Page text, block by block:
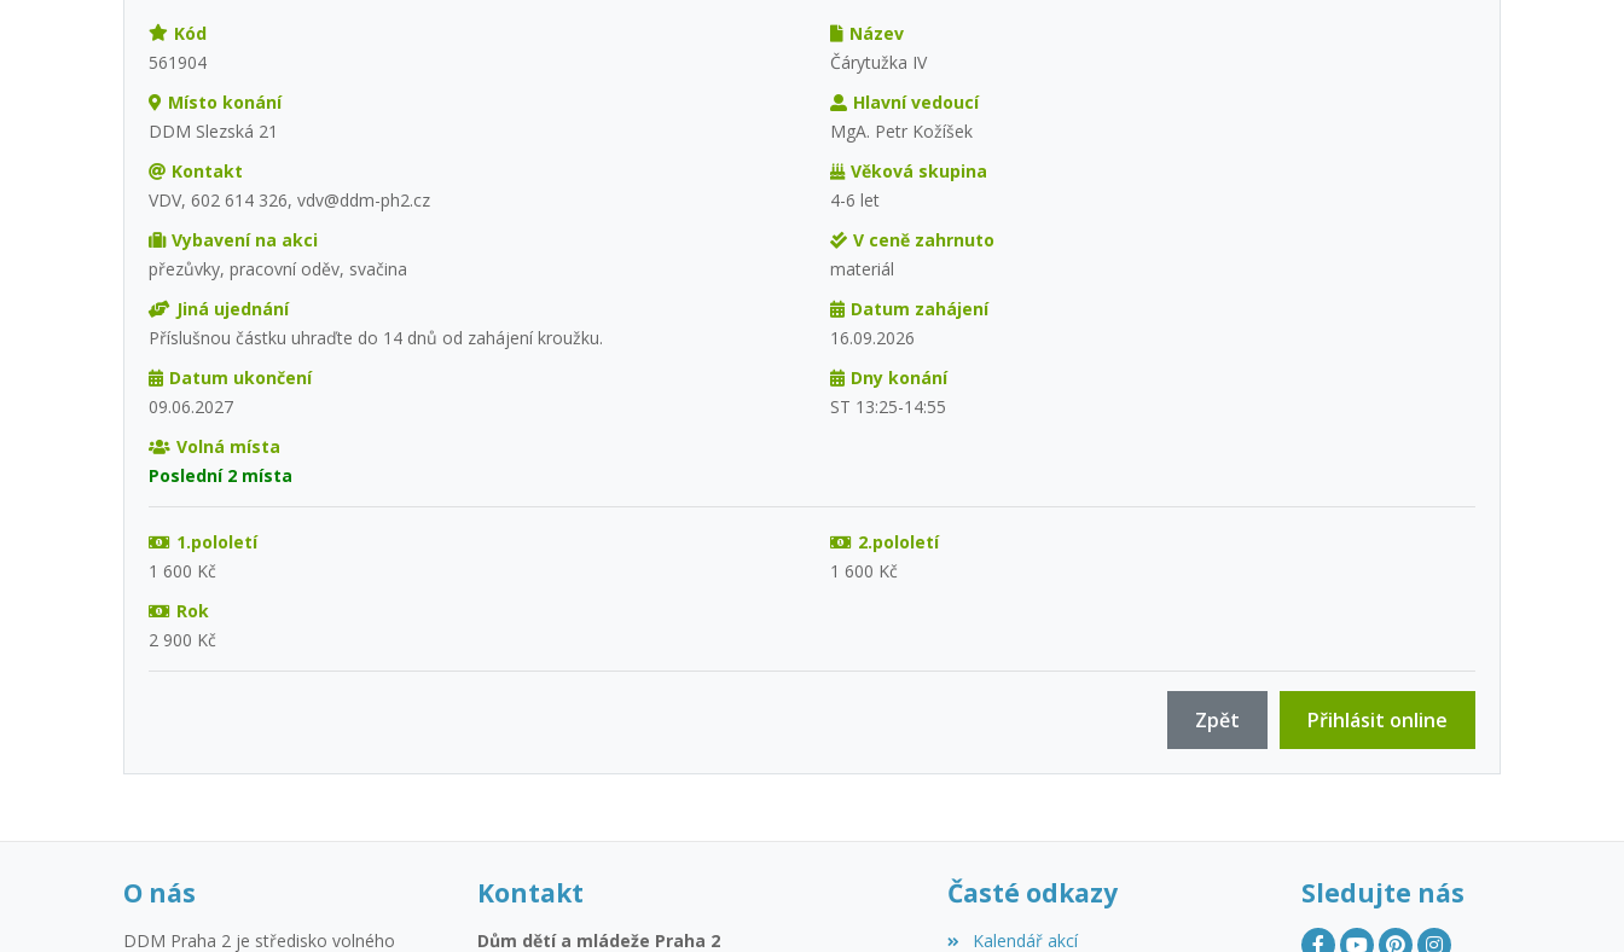
Kód
561904
Název
Čárytužka IV
Místo konání
DDM Slezská 21
Hlavní vedoucí
MgA. Petr Kožíšek
Kontakt
VDV, 602 614 326, vdv@ddm-ph2.cz
Věková skupina
4-6 let
Vybavení na akci
přezůvky, pracovní oděv, svačina
V ceně zahrnuto
materiál
Jiná ujednání
Příslušnou částku uhraďte do 14 dnů od zahájení kroužku.
Datum zahájení
16.09.2026
Datum ukončení
09.06.2027
Dny konání
ST 13:25-14:55
Volná místa
Poslední 2 místa
1.pololetí
1 600 Kč
2.pololetí
1 600 Kč
Rok
2 900 Kč
Přihlásit online
Zpět
O nás
DDM Praha 2 je středisko volného
Kontakt
Dům dětí a mládeže Praha 2
Časté odkazy
Kalendář akcí
Sledujte nás